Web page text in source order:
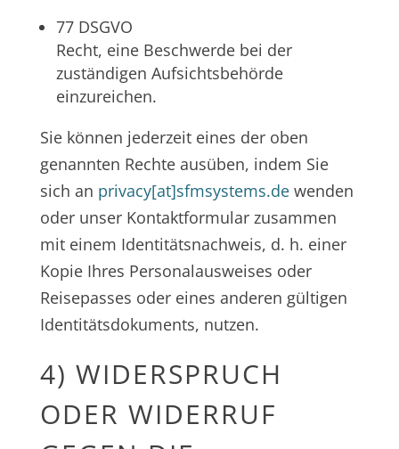
77 DSGVO
Recht, eine Beschwerde bei der
zuständigen Aufsichtsbehörde
einzureichen.
Sie können jederzeit eines der oben
genannten Rechte ausüben, indem Sie
sich an privacy[at]sfmsystems.dewenden
oder unser Kontaktformular zusammen
mit einem Identitätsnachweis, d. h. einer
Kopie Ihres Personalausweises oder
Reisepasses oder eines anderen gültigen
Identitätsdokuments, nutzen.
4) WIDERSPRUCH
ODER WIDERRUF